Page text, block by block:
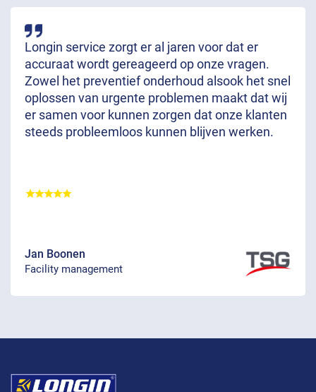
Longin service zorgt er al jaren voor dat er
accuraat wordt gereageerd op onze vragen.
Zowel het preventief onderhoud alsook het snel
oplossen van urgente problemen maakt dat wij
er samen voor kunnen zorgen dat onze klanten
steeds probleemloos kunnen blijven werken.
Jan Boonen
Facility management